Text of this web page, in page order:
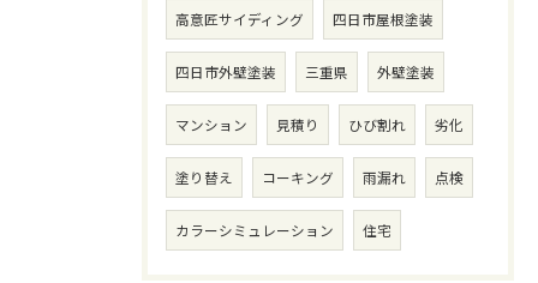
高意匠サイディング 四日市屋根塗装
四日市外壁塗装 三重県 外壁塗装
マンション 見積り ひび割れ 劣化
塗り替え コーキング 雨漏れ 点検
カラーシミュレーション 住宅